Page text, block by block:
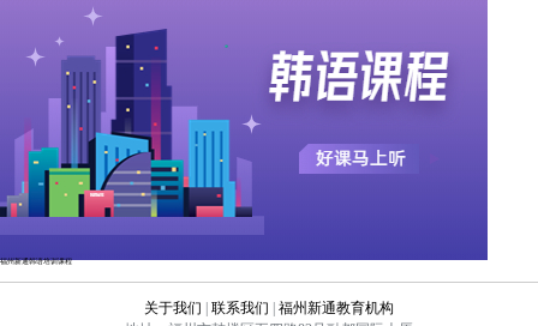
福州新通韩语培训课程
关于我们 | 联系我们 | 福州新通教育机构